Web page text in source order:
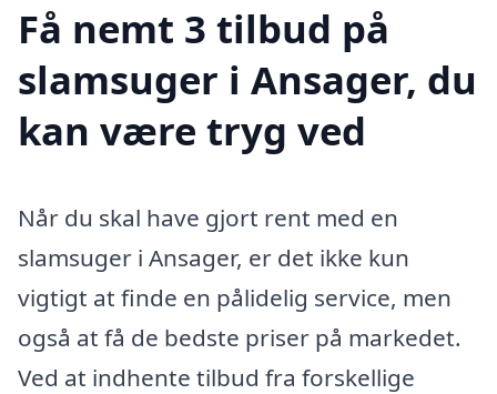
Få nemt 3 tilbud på
slamsuger i Ansager, du
kan være tryg ved
Når du skal have gjort rent med en
slamsuger i Ansager, er det ikke kun
vigtigt at finde en pålidelig service, men
også at få de bedste priser på markedet.
Ved at indhente tilbud fra forskellige